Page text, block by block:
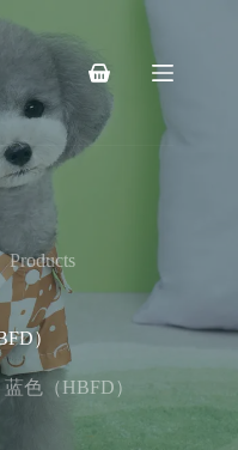
购
车
Products
）
色（HBFD）